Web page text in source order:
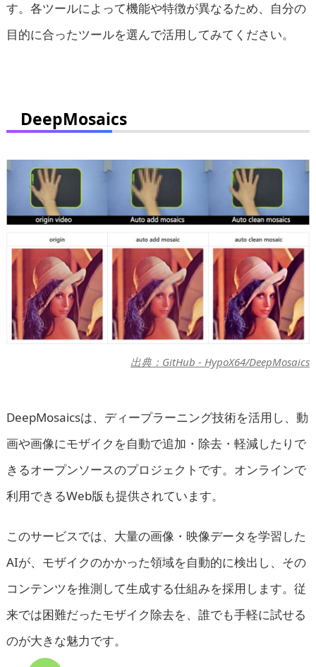
す。各ツールによって機能や特徴が異なるため、自分の
目的に合ったツールを選んで活用してみてください。
DeepMosaics
出典：GitHub - HypoX64/DeepMosaics
DeepMosaicsは、ディープラーニング技術を活用し、動
画や画像にモザイクを自動で追加・除去・軽減したりで
きるオープンソースのプロジェクトです。オンラインで
利用できるWeb版も提供されています。
このサービスでは、大量の画像・映像データを学習した
AIが、モザイクのかかった領域を自動的に検出し、その
コンテンツを推測して生成する仕組みを採用します。従
来では困難だったモザイク除去を、誰でも手軽に試せる
のが大きな魅力です。